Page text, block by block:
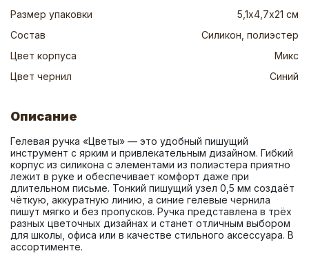
Размер упаковки
5,1х4,7х21 см
Состав
Силикон, полиэстер
Цвет корпуса
Микс
Цвет чернил
Синий
Описание
Гелевая ручка «Цветы» — это удобный пишущий
инструмент с ярким и привлекательным дизайном. Гибкий
корпус из силикона с элементами из полиэстера приятно
лежит в руке и обеспечивает комфорт даже при
длительном письме. Тонкий пишущий узел 0,5 мм создаёт
чёткую, аккуратную линию, а синие гелевые чернила
пишут мягко и без пропусков. Ручка представлена в трёх
разных цветочных дизайнах и станет отличным выбором
для школы, офиса или в качестве стильного аксессуара. В
ассортименте.